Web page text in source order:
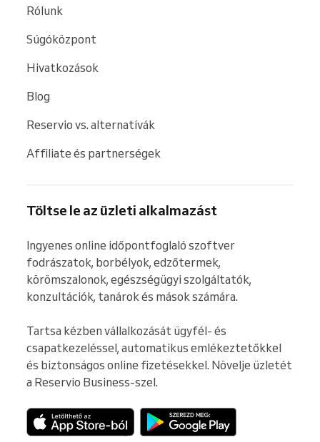
Rólunk
Súgóközpont
Hivatkozások
Blog
Reservio vs. alternatívák
Affiliate és partnerségek
Töltse le az üzleti alkalmazást
Ingyenes online időpontfoglaló szoftver
fodrászatok, borbélyok, edzőtermek,
körömszalonok, egészségügyi szolgáltatók,
konzultációk, tanárok és mások számára.
Tartsa kézben vállalkozását ügyfél- és
csapatkezeléssel, automatikus emlékeztetőkkel
és biztonságos online fizetésekkel. Növelje üzletét
a Reservio Business-szel.